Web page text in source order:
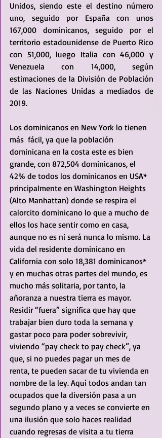
Unidos, siendo este el destino número
uno, seguido por España con unos
167,000 dominicanos, seguido por el
territorio estadounidense de Puerto Rico
con 51,000, luego Italia con 46,000 y
Venezuela con 14,000, según
estimaciones de la División de Población
de las Naciones Unidas a mediados de
2019.
Los dominicanos en New York lo tienen
más  fácil, ya que la población
dominicana en la costa este es bien
grande, con 872,504 dominicanos, el
42% de todos los dominicanos en USA*
principalmente en Washington Heights
(Alto Manhattan) donde se respira el
calorcito dominicano lo que a mucho de
ellos los hace sentir como en casa,
aunque no es ni será nunca lo mismo. La
vida del residente dominicano en
California con solo 18,381 dominicanos*
y en muchas otras partes del mundo, es
mucho más solitaria, por tanto, la
añoranza a nuestra tierra es mayor.
Residir “fuera” significa que hay que
trabajar bien duro toda la semana y
gastar poco para poder sobrevivir,
viviendo “pay check to pay check”, ya
que, si no puedes pagar un mes de
renta, te pueden sacar de tu vivienda en
nombre de la ley. Aquí todos andan tan
ocupados que la diversión pasa a un
segundo plano y a veces se convierte en
una ilusión que solo haces realidad
cuando regresas de visita a tu tierra